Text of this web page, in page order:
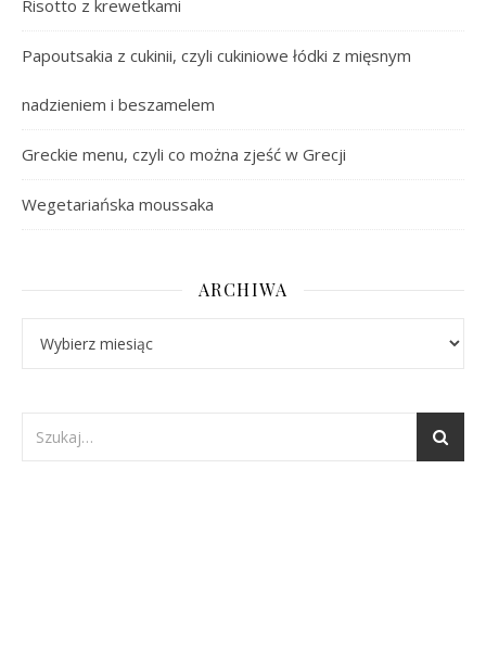
Risotto z krewetkami
Papoutsakia z cukinii, czyli cukiniowe łódki z mięsnym
nadzieniem i beszamelem
Greckie menu, czyli co można zjeść w Grecji
Wegetariańska moussaka
ARCHIWA